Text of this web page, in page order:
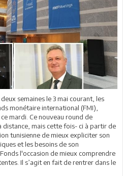
semaines le 3 mai courant, les
monétaire international (FMI),
mardi. Ce nouveau round de
distance, mais cette fois- ci à partir de
tunisienne de mieux expliciter son
et les besoins de son
l'occasion de mieux comprendre
Il s’agit en fait de rentrer dans le